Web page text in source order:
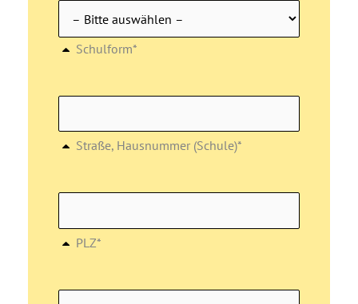
Schulform*
Straße, Hausnummer (Schule)*
PLZ*